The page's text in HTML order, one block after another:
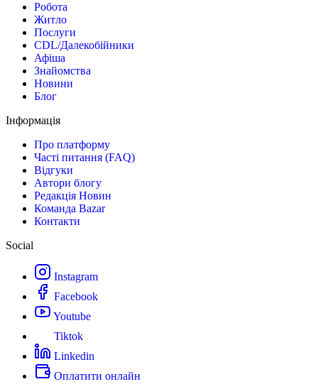
Робота
Житло
Послуги
CDL/Далекобійники
Афіша
Знайомства
Новини
Блог
Інформація
Про платформу
Часті питання (FAQ)
Відгуки
Автори блогу
Редакція Новин
Команда Bazar
Контакти
Social
Instagram
Facebook
Youtube
Tiktok
Linkedin
Оплатити онлайн